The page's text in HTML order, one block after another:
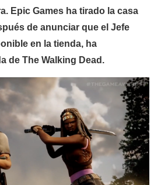
Epic Games ha tirado la casa
de anunciar que el Jefe
en la tienda, ha
de The Walking Dead.